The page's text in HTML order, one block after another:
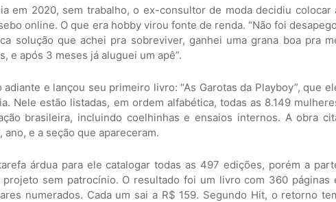
em 2020, sem trabalho, o ex-consultor de moda decidiu colocar
online. O que era hobby virou fonte de renda. “Não foi
solução que achei pra sobreviver, ganhei uma grana boa pra
e após 3 meses já aluguei um apê”.
e lançou seu primeiro livro: “As Garotas da Playboy”, que
Nele estão listadas, em ordem alfabética, todas as 8.149
brasileira, incluindo coelhinhas e ensaios internos. A obra
e a seção que apareceram.
árdua para ele catalogar todas as 497 edições, porém a
sem patrocínio. O resultado foi um livro com 360 páginas
numerados. Cada um sai a R$ 159. Segundo Hit, o retorno